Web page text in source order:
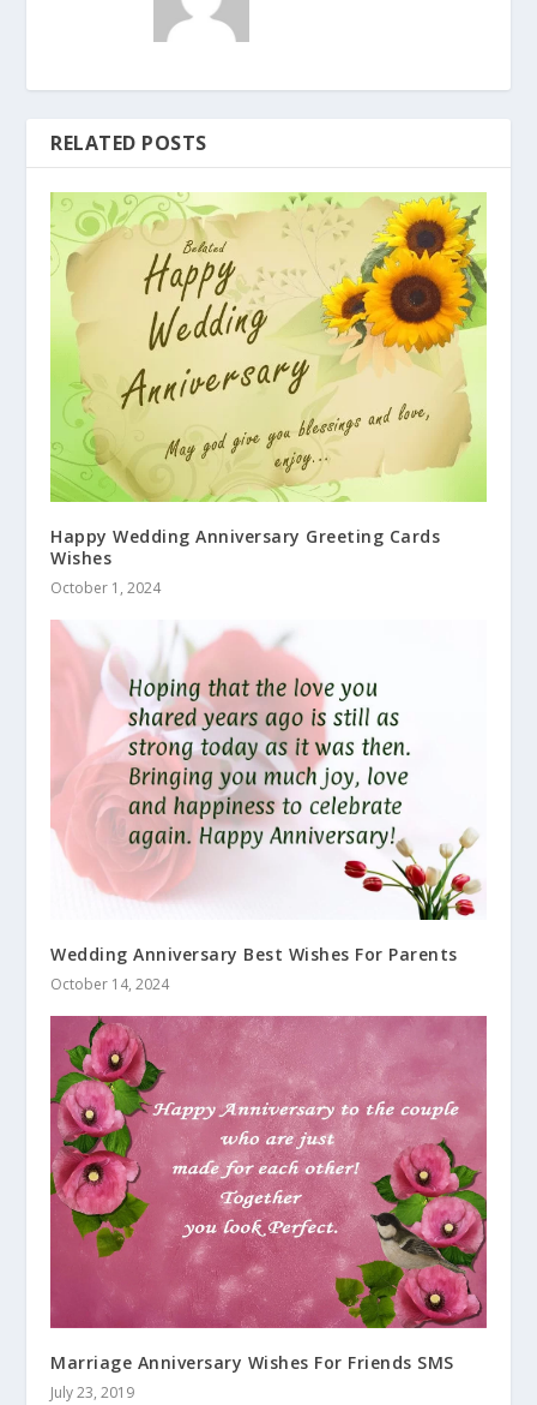
RELATED POSTS
Happy Wedding Anniversary Greeting Cards
Wishes
October 1, 2024
Wedding Anniversary Best Wishes For Parents
October 14, 2024
Marriage Anniversary Wishes For Friends SMS
July 23, 2019